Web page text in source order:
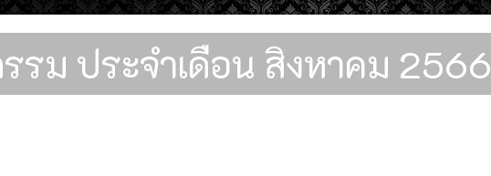
รม ประจำเดือน สิงหาคม 2566